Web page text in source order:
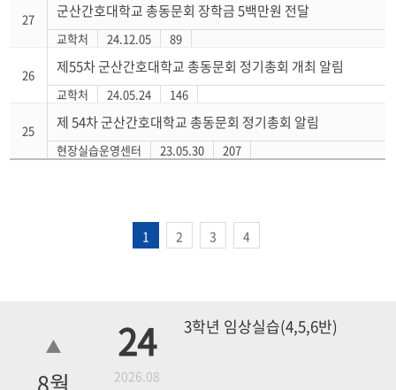
27 군산간호대학교 총동문회 장학금 5백만원 전달
교학처 24.12.05 89
26 제55차 군산간호대학교 총동문회 정기총회 개최 알림
교학처 24.05.24 146
25 제 54차 군산간호대학교 총동문회 정기총회 알림
현장실습운영센터 23.05.30 207
1 2 3 4
8월
24
2026.08
3학년 임상실습(4,5,6반)